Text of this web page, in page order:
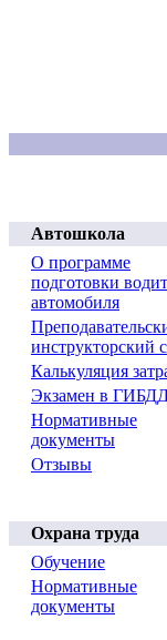
Автошкола
О программе
подготовки
автомобиля
инструкторский
Калькуляция
Экзамен в
Нормативные
документы
Отзывы
Охрана труда
Обучение
Нормативные
документы